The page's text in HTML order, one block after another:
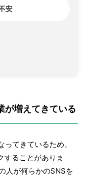
が増えてきている
てきているため、
することがありま
人が何らかのSNSを